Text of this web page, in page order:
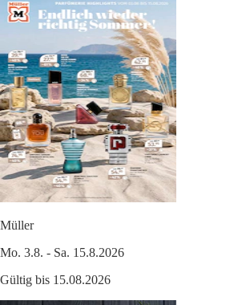
Müller
Mo. 3.8. - Sa. 15.8.2026
Gültig bis 15.08.2026